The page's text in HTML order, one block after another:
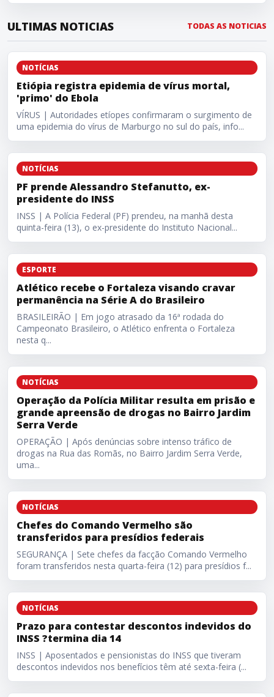
ULTIMAS NOTICIAS TODAS AS NOTICIAS
Etiópia registra epidemia de vírus mortal, 'primo' do Ebola
NOTÍCIAS
Etiópia registra epidemia de vírus mortal,
'primo' do Ebola
VÍRUS | Autoridades etíopes confirmaram o surgimento de
uma epidemia do vírus de Marburgo no sul do país, info...
PF prende Alessandro Stefanutto, ex-presidente do INSS
NOTÍCIAS
PF prende Alessandro Stefanutto, ex-
presidente do INSS
INSS | A Polícia Federal (PF) prendeu, na manhã desta
quinta-feira (13), o ex-presidente do Instituto Nacional...
Atlético recebe o Fortaleza visando cravar permanência
ESPORTE
Atlético recebe o Fortaleza visando cravar
permanência na Série A do Brasileiro
BRASILEIRÃO | Em jogo atrasado da 16ª rodada do
Campeonato Brasileiro, o Atlético enfrenta o Fortaleza
nesta q...
Operação da Polícia Militar resulta em prisão e grande
NOTÍCIAS
Operação da Polícia Militar resulta em prisão e
grande apreensão de drogas no Bairro Jardim
Serra Verde
OPERAÇÃO | Após denúncias sobre intenso tráfico de
drogas na Rua das Romãs, no Bairro Jardim Serra Verde,
uma...
Chefes do Comando Vermelho são transferidos para
NOTÍCIAS
Chefes do Comando Vermelho são
transferidos para presídios federais
SEGURANÇA | Sete chefes da facção Comando Vermelho
foram transferidos nesta quarta-feira (12) para presídios f...
Prazo para contestar descontos indevidos do INSS
NOTÍCIAS
Prazo para contestar descontos indevidos do
INSS ?termina dia 14
INSS | Aposentados e pensionistas do INSS que tiveram
descontos indevidos nos benefícios têm até sexta-feira (...